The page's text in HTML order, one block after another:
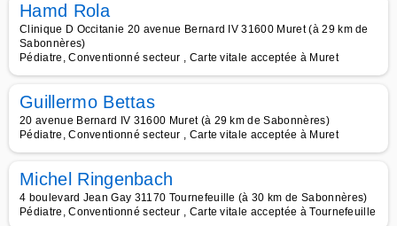
Hamd Rola
Clinique D Occitanie 20 avenue Bernard IV 31600 Muret (à 29 km de
Sabonnères)
Pédiatre, Conventionné secteur , Carte vitale acceptée à Muret
Guillermo Bettas
20 avenue Bernard IV 31600 Muret (à 29 km de Sabonnères)
Pédiatre, Conventionné secteur , Carte vitale acceptée à Muret
Michel Ringenbach
4 boulevard Jean Gay 31170 Tournefeuille (à 30 km de Sabonnères)
Pédiatre, Conventionné secteur , Carte vitale acceptée à Tournefeuille